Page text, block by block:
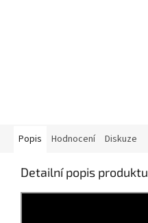
Popis Hodnocení Diskuze
Detailní popis produktu